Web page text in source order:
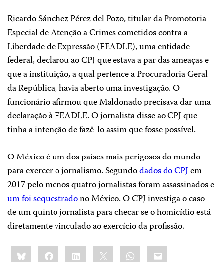
Ricardo Sánchez Pérez del Pozo, titular da Promotoria
Especial de Atenção a Crimes cometidos contra a
Liberdade de Expressão (FEADLE), uma entidade
federal, declarou ao CPJ que estava a par das ameaças e
que a instituição, a qual pertence a Procuradoria Geral
da República, havia aberto uma investigação. O
funcionário afirmou que Maldonado precisava dar uma
declaração à FEADLE. O jornalista disse ao CPJ que
tinha a intenção de fazê-lo assim que fosse possível.
O México é um dos países mais perigosos do mundo
para exercer o jornalismo. Segundodados do CPJem
2017 pelo menos quatro jornalistas foram assassinados e
um foi sequestradono México. O CPJ investiga o caso
de um quinto jornalista para checar se o homicídio está
diretamente vinculado ao exercício da profissão.
Share
this:BlueskyFacebookLinkedIn WhatsApp
Email